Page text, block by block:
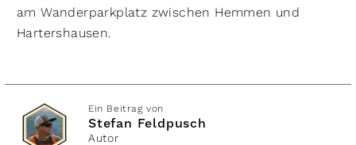
am Wanderparkplatz zwischen Hemmen und
Hartershausen.
Ein Beitrag von
Stefan Feldpusch
Autor